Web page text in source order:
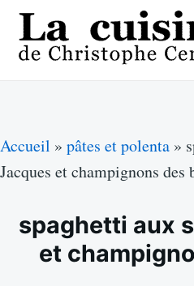
Skip
content
Search
for:
Accueil » pâtes et polenta »
Jacques et champignons des
spaghetti aux
et